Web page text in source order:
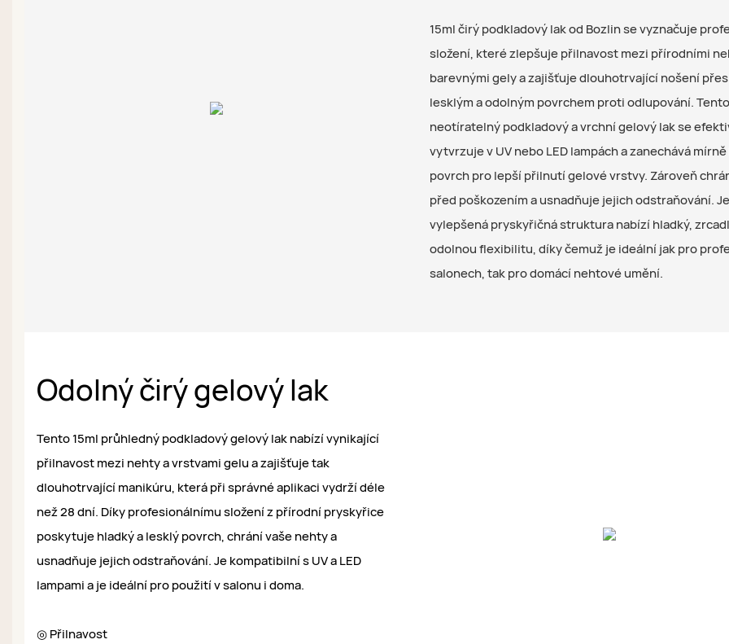
15ml čirý podkladový lak od Bozlin se vyznačuje
složení, které zlepšuje přilnavost mezi přírodními
barevnými gely a zajišťuje dlouhotrvající nošení
lesklým a odolným povrchem proti odlupování. Tento
neotíratelný podkladový a vrchní gelový lak se
vytvrzuje v UV nebo LED lampách a zanechává
povrch pro lepší přilnutí gelové vrstvy. Zároveň
před poškozením a usnadňuje jejich odstraňování.
vylepšená pryskyřičná struktura nabízí hladký,
odolnou flexibilitu, díky čemuž je ideální jak pro
salonech, tak pro domácí nehtové umění.
Odolný čirý gelový lak
Tento 15ml průhledný podkladový gelový lak nabízí vynikající
přilnavost mezi nehty a vrstvami gelu a zajišťuje tak
dlouhotrvající manikúru, která při správné aplikaci vydrží déle
než 28 dní. Díky profesionálnímu složení z přírodní pryskyřice
poskytuje hladký a lesklý povrch, chrání vaše nehty a
usnadňuje jejich odstraňování. Je kompatibilní s UV a LED
lampami a je ideální pro použití v salonu i doma.
◎ Přilnavost